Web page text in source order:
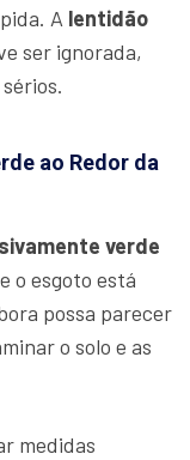
A lentidão
ser ignorada,
ao Redor da
verde
o esgoto está
possa parecer
o solo e as
medidas